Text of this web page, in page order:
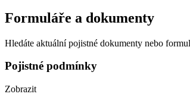
Formuláře a dokumenty
Hledáte aktuální pojistné dokumenty nebo
Pojistné podmínky
Zobrazit